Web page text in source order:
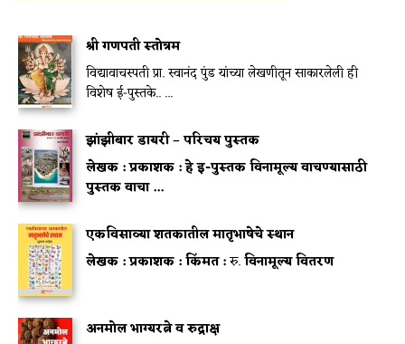
श्री गणपती स्तोत्रम
विद्यावाचस्पती प्रा. स्वानंद पुंड यांच्या लेखणीतून साकारलेली ही
विशेष ई-पुस्तके.. ...
झांझीबार डायरी – परिचय पुस्तक
लेखक :प्रकाशक :हे इ-पुस्तक विनामूल्य वाचण्यासाठी
पुस्तक वाचा ...
एकविसाव्या शतकातील मातृभाषेचे स्थान
लेखक :प्रकाशक :किंमत :रु.विनामूल्य वितरण
अनमोल भाग्यरत्ने व रुद्राक्ष